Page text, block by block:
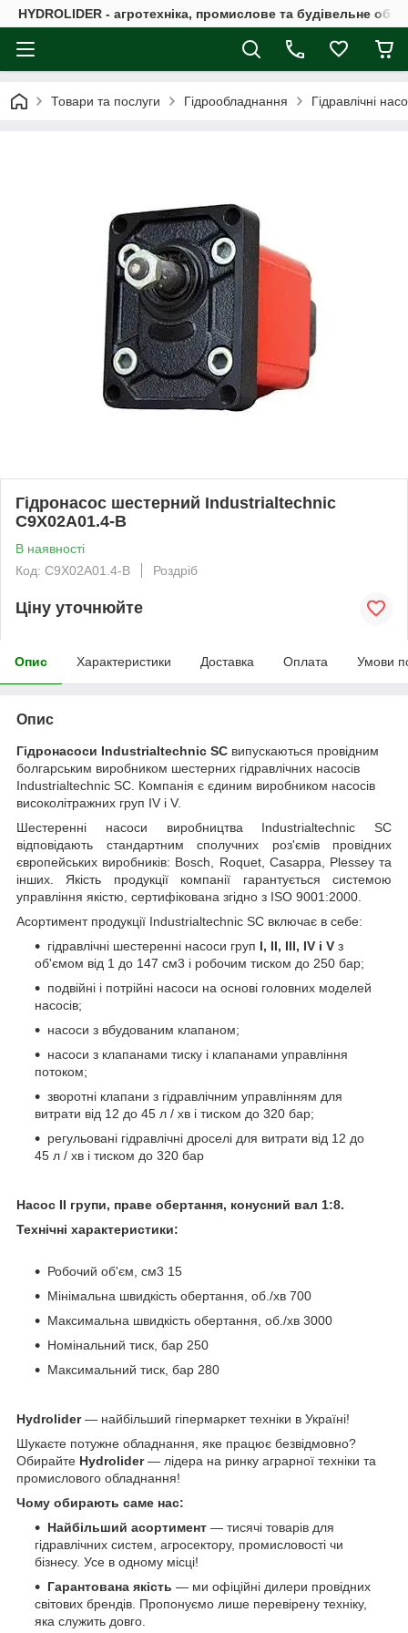
HYDROLIDER - агротехніка, промислове та будівельне
Товари та послуги Гідрообладнання Гідравлічні
Гідронасос шестерний Industrialtechnic
C9X02A01.4-B
В наявності
Код: C9X02A01.4-B
Роздріб
Ціну уточнюйте
Опис Характеристики Доставка Оплата Умови
Опис
Гідронасоси Industrialtechnic SC випускаються провідним
болгарським виробником шестерних гідравлічних насосів
Industrialtechnic SC. Компанія є єдиним виробником насосів
високолітражних груп IV і V.
Шестеренні насоси виробництва Industrialtechnic SC
відповідають стандартним сполучних роз'ємів провідних
європейських виробників: Bosch, Roquet, Casappa, Plessey та
інших. Якість продукції компанії гарантується системою
управління якістю, сертифікована згідно з ISO 9001:2000.
Асортимент продукції Industrialtechnic SC включає в себе:
гідравлічні шестеренні насоси груп I, II, III, IV і V з
об'ємом від 1 до 147 см3 і робочим тиском до 250 бар;
подвійні і потрійні насоси на основі головних моделей
насосів;
насоси з вбудованим клапаном;
насоси з клапанами тиску і клапанами управління
потоком;
зворотні клапани з гідравлічним управлінням для
витрати від 12 до 45 л / хв і тиском до 320 бар;
регульовані гідравлічні дроселі для витрати від 12 до
45 л / хв і тиском до 320 бар
Насос II групи, праве обертання, конусний вал 1:8.
Технічні характеристики:
Робочий об'єм, см3 15
Мінімальна швидкість обертання, об./хв 700
Максимальна швидкість обертання, об./хв 3000
Номінальний тиск, бар 250
Максимальний тиск, бар 280
Hydrolider— найбільший гіпермаркет техніки в Україні!
Шукаєте потужне обладнання, яке працює безвідмовно?
Обирайте Hydrolider— лідера на ринку аграрної техніки та
промислового обладнання!
Чому обирають саме нас:
Найбільший асортимент — тисячі товарів для
гідравлічних систем, агросектору, промисловості чи
бізнесу. Усе в одному місці!
Гарантована якість — ми офіційні дилери провідних
світових брендів. Пропонуємо лише перевірену техніку,
яка служить довго.